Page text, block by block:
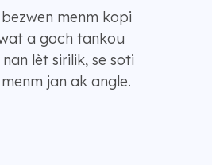
menm kopi
a goch tankou
lèt sirilik, se soti
jan ak angle.